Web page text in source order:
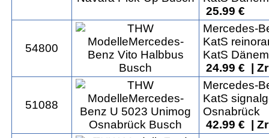
25.99 €
54800
Mercedes-
KatS
KatS
24.99 € |
51088
Mercedes-
KatS
Osnabrück
42.99 € |